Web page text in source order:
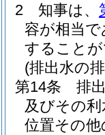
2
知事は、
容が相当
すること
(排出水の
第14条
排
及びその
位置その